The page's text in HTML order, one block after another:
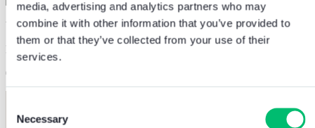
media, advertising and analytics partners who may
combine it with other information that you’ve provided to
them or that they’ve collected from your use of their
services.
Selection
Necessary
Videocitofonia
Miglior videocitofono: come scegliere per il…
04.08.2026